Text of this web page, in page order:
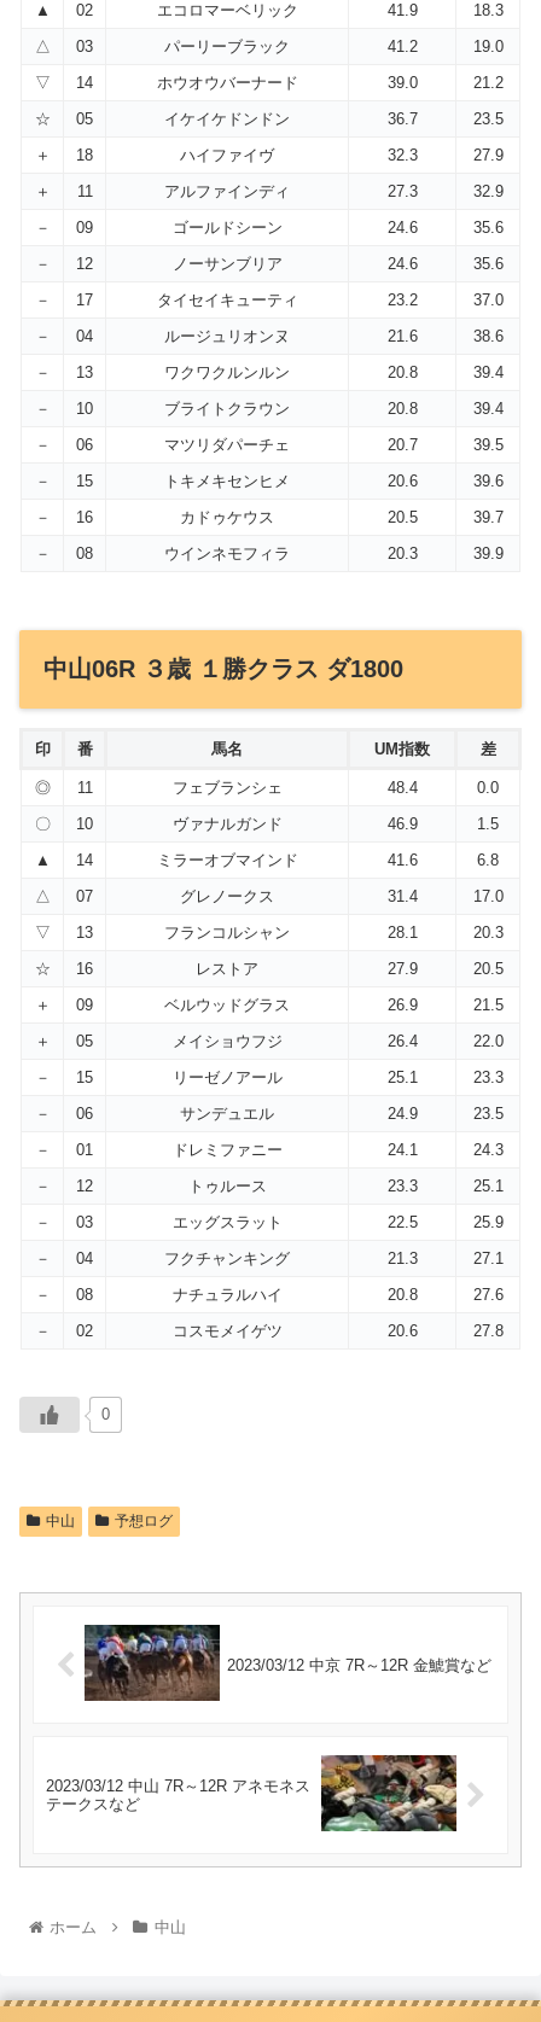
▲
02 エコロマーベリック 41.9
18.3
△
03 パーリーブラック 41.2
19.0
▽
14 ホウオウバーナード 39.0
21.2
☆
05 イケイケドンドン 36.7
23.5
＋
18 ハイファイヴ 32.3
27.9
＋
11 アルファインディ 27.3
32.9
－
09 ゴールドシーン 24.6
35.6
－
12 ノーサンブリア 24.6
35.6
－
17 タイセイキューティ 23.2
37.0
－
04 ルージュリオンヌ 21.6
38.6
－
13 ワクワクルンルン 20.8
39.4
－
10 ブライトクラウン 20.8
39.4
－
06 マツリダパーチェ 20.7
39.5
－
15 トキメキセンヒメ 20.6
39.6
－
16 カドゥケウス 20.5
39.7
－
08 ウインネモフィラ 20.3 39.9
中山06R ３歳 １勝クラス ダ1800
印 番 馬名 UM指数 差
◎ 11 フェブランシェ 48.4
0.0
〇
10 ヴァナルガンド 46.9
1.5
▲
14 ミラーオブマインド 41.6
6.8
△
07 グレノークス 31.4
17.0
▽
13 フランコルシャン 28.1
20.3
☆
16 レストア 27.9
20.5
＋
09 ベルウッドグラス 26.9
21.5
＋
05 メイショウフジ 26.4
22.0
－
15 リーゼノアール 25.1
23.3
－
06 サンデュエル 24.9
23.5
－
01 ドレミファニー 24.1
24.3
－
12 トゥルース 23.3
25.1
－
03 エッグスラット 22.5
25.9
－
04 フクチャンキング 21.3
27.1
－
08 ナチュラルハイ 20.8
27.6
－
02 コスモメイゲツ 20.6 27.8
0
中山 予想ログ
2023/03/12 中京 7R～12R 金鯱賞など
2023/03/12 中山 7R～12R アネモネス
テークスなど
ホーム 中山